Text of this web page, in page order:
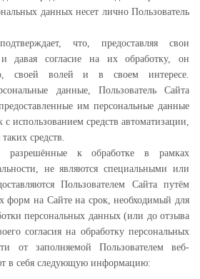
данных несет лично Пользователь
что, предоставляя свои
давая согласие на их обработку, он
своей волей и в своем интересе.
данные, Пользователь Сайта
им персональные данные
с использованием средств автоматизации,
средств.
разрешённые к обработке в рамках
не являются специальными или
Пользователем Сайта путём
форм на Сайте на срок, необходимый для
персональных данных (или до отзыва
согласия на обработку персональных
от заполняемой Пользователем веб-
в себя следующую информацию: